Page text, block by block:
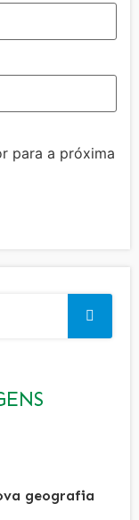
para a próxima
geografia